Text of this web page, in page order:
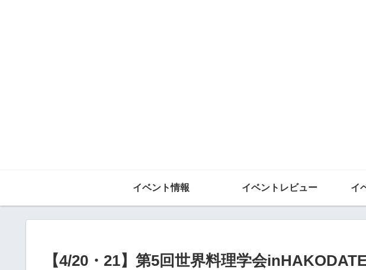
イベント情報 イベントレビュー イ
【4/20・21】第5回世界料理学会